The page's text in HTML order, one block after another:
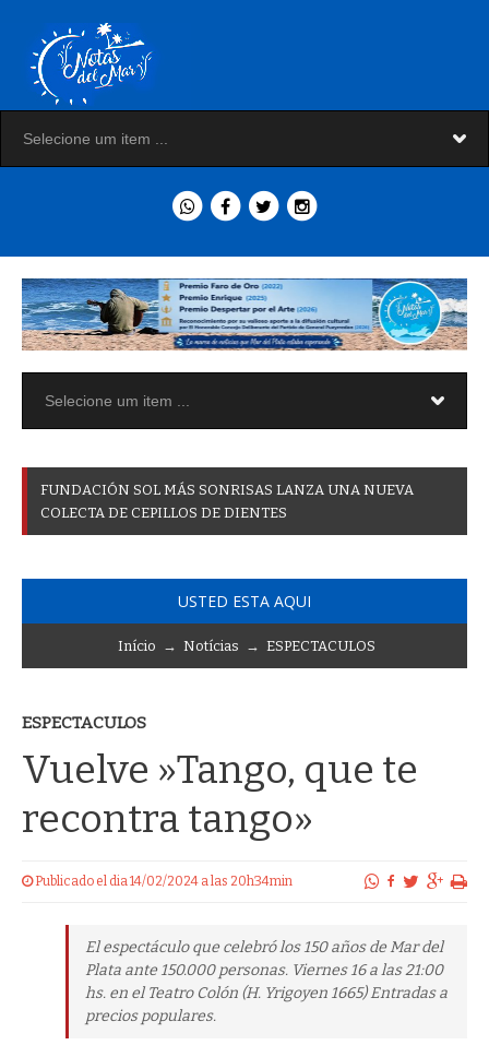
FUNDACIÓN SOL MÁS SONRISAS LANZA UNA NUEVA
COLECTA DE CEPILLOS DE DIENTES
USTED ESTA AQUI
Início → Notícias → ESPECTACULOS
ESPECTACULOS
Vuelve »Tango, que te
recontra tango»
Publicado el dia 14/02/2024 a las 20h34min
El espectáculo que celebró los 150 años de Mar del
Plata ante 150.000 personas. Viernes 16 a las 21:00
hs. en el Teatro Colón (H. Yrigoyen 1665) Entradas a
precios populares.